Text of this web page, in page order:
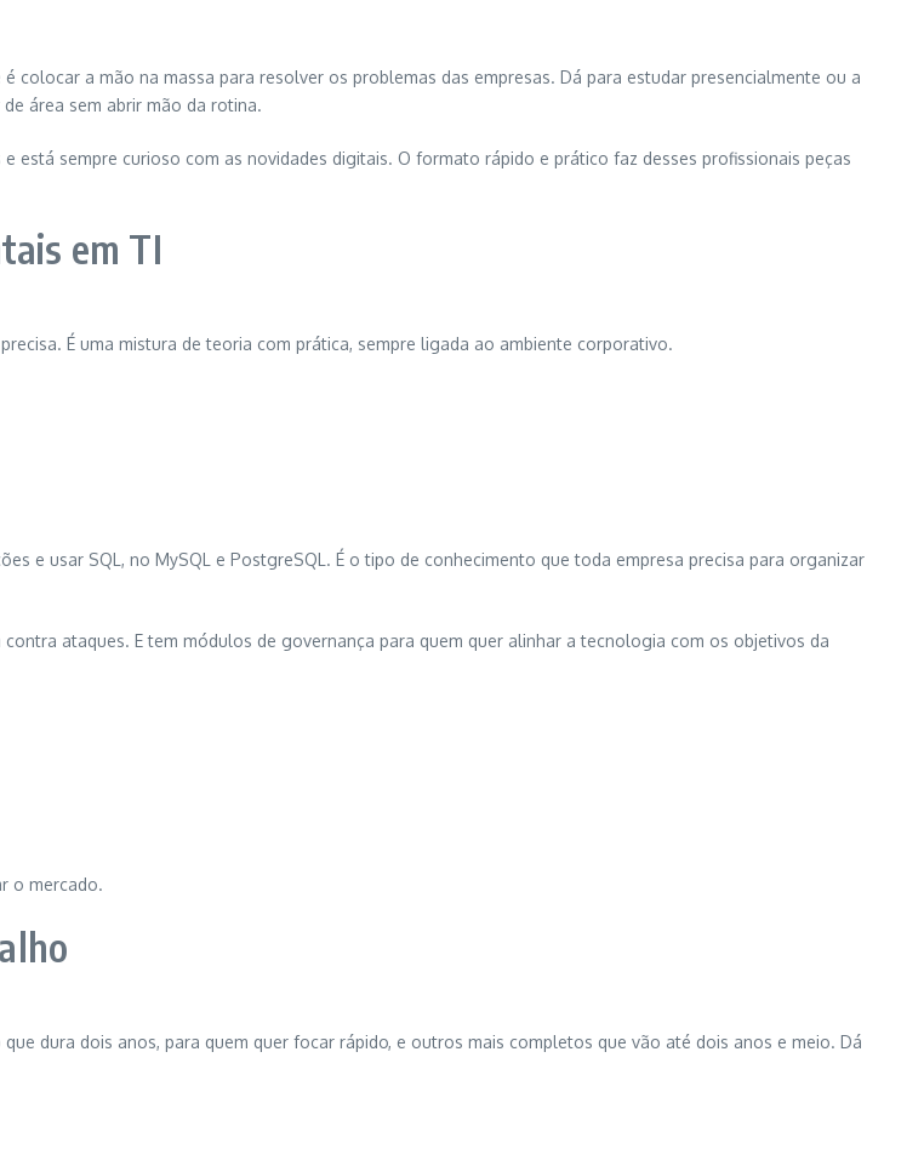
colocar a mão na massa para resolver os problemas das empresas. Dá para estudar presencialmente ou a
área sem abrir mão da rotina.
está sempre curioso com as novidades digitais. O formato rápido e prático faz desses profissionais peças
em TI
É uma mistura de teoria com prática, sempre ligada ao ambiente corporativo.
e usar SQL, no MySQL e PostgreSQL. É o tipo de conhecimento que toda empresa precisa para organizar
ataques. E tem módulos de governança para quem quer alinhar a tecnologia com os objetivos da
o mercado.
dura dois anos, para quem quer focar rápido, e outros mais completos que vão até dois anos e meio. Dá